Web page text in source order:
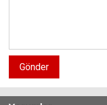
Gönder